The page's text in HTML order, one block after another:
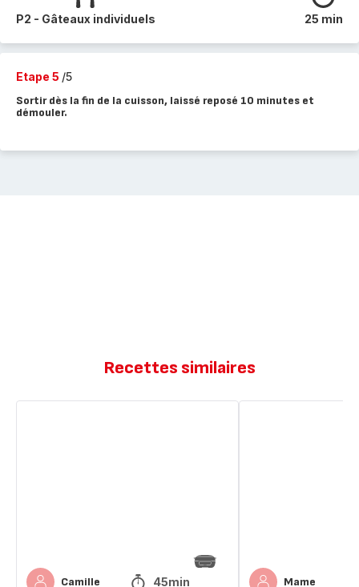
P2 - Gâteaux individuels 25 min
Etape 5 /5
Sortir dès la fin de la cuisson, laissé reposé 10 minutes et
démouler.
Recettes similaires
Camille 45min Mame